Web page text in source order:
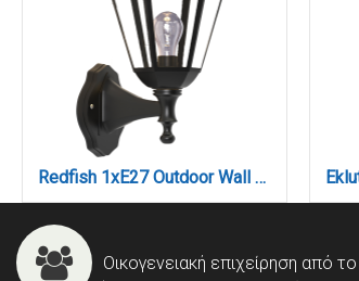
Redfish 1xE27 Outdoor Wall Lamp Black D:36cmx23.5cm (80202614)
Οικογενειακή επιχείρηση από